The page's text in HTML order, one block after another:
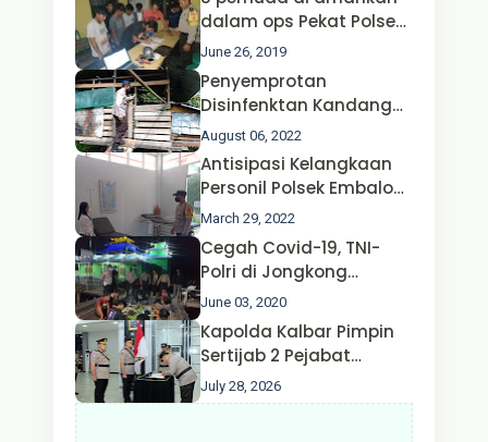
Kapolri dan Menteri
Perhubungan
dalam ops Pekat Polsek
Jongkong
June 26, 2019
Penyemprotan
Disinfenktan Kandang
Ternak Kambing warga
Oleh Satgas Ops Aman
Nusa II Polda Kalbar*
August 06, 2022
Antisipasi Kelangkaan
Personil Polsek Embaloh
Hulu Gencar Lakukan
Pengecekan Oksigen
March 29, 2022
Cegah Covid-19, TNI-
Polri di Jongkong
Himbau Masyarakat
Jangan Kumpul Hinga
Larut Malam.
June 03, 2020
Kapolda Kalbar Pimpin
Sertijab 2 Pejabat
Utama dan 7 Kapolres,
AKBP Wisnu Perdana
July 28, 2026